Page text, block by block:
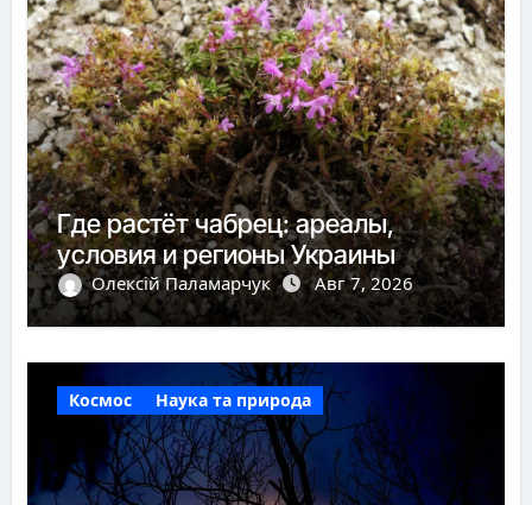
Где растёт чабрец: ареалы,
условия и регионы Украины
Олексій Паламарчук Авг 7, 2026
Космос Наука та природа